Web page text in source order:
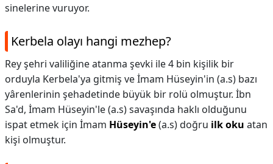
sinelerine vuruyor.
Kerbela olayı hangi mezhep?
Rey şehri valiliğine atanma şevki ile 4 bin kişilik bir
orduyla Kerbela'ya gitmiş ve İmam Hüseyin'in (a.s) bazı
yârenlerinin şehadetinde büyük bir rolü olmuştur. İbn
Sa'd, İmam Hüseyin'le (a.s) savaşında haklı olduğunu
ispat etmek için İmam Hüseyin'e(a.s) doğru ilk oku atan
kişi olmuştur.